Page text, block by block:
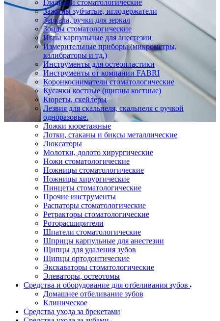
Гладилки стоматологические
Зажимы зубчатые, иглодержатели
Зеркала, ручки для зеркал
Зонды стоматологические
Иглы карпульные для анестезии
Измерительные приборы (микрометры,
калибраторы и тд.)
Инструменты для остеопластики
Инструменты от компании FABRI
Коронкосниматели стоматологические
Кусачки костные (щипцы костные)
Кюреты, скейлеры
Лезвия для скальпеля, скальпеля с ручкой
одноразовые.
Ложки кюретажные
Лотки, стаканы и биксы металлические
Люксаторы
Молотки, долото хирургические
Ножи стоматологические
Ножницы стоматологические
Ножницы хирургические
Пинцеты стоматологические
Прочие инструменты
Распаторы стоматологические
Ретракторы стоматологические
Роторасширители
Шпатели стоматологические
Шприцы карпульные для анестезии
Щипцы для удаления зубов
Щипцы ортодонтические
Экскаваторы стоматологические
Элеваторы, остеотомы
Средства и оборудование для отбеливания зубов
Домашнее отбеливание зубов
Клиническое
Средства ухода за брекетами